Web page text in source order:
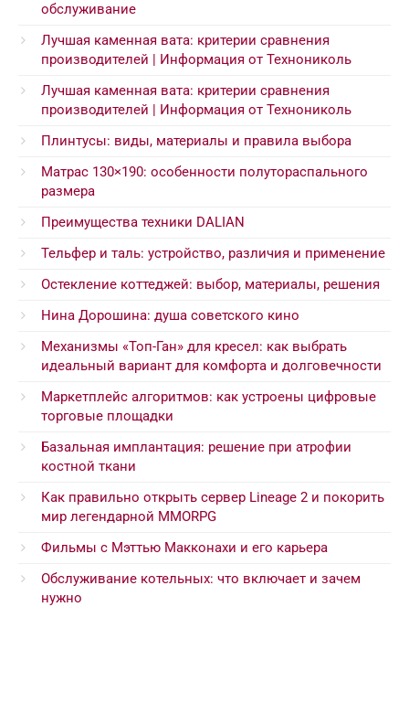
обслуживание
Лучшая каменная вата: критерии сравнения
производителей | Информация от Технониколь
Лучшая каменная вата: критерии сравнения
производителей | Информация от Технониколь
Плинтусы: виды, материалы и правила выбора
Матрас 130×190: особенности полутораспального
размера
Преимущества техники DALIAN
Тельфер и таль: устройство, различия и применение
Остекление коттеджей: выбор, материалы, решения
Нина Дорошина: душа советского кино
Механизмы «Топ-Ган» для кресел: как выбрать
идеальный вариант для комфорта и долговечности
Маркетплейс алгоритмов: как устроены цифровые
торговые площадки
Базальная имплантация: решение при атрофии
костной ткани
Как правильно открыть сервер Lineage 2 и покорить
мир легендарной MMORPG
Фильмы с Мэттью Макконахи и его карьера
Обслуживание котельных: что включает и зачем
нужно